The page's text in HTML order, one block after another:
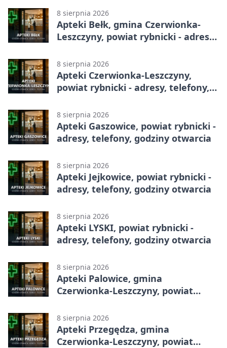
8 sierpnia 2026
Apteki Bełk, gmina Czerwionka-
Leszczyny, powiat rybnicki - adresy,
8 sierpnia 2026
Apteki Czerwionka-Leszczyny,
powiat rybnicki - adresy, telefony,
8 sierpnia 2026
Apteki Gaszowice, powiat rybnicki -
adresy, telefony, godziny otwarcia
8 sierpnia 2026
Apteki Jejkowice, powiat rybnicki -
adresy, telefony, godziny otwarcia
8 sierpnia 2026
Apteki LYSKI, powiat rybnicki -
adresy, telefony, godziny otwarcia
8 sierpnia 2026
Apteki Palowice, gmina
Czerwionka-Leszczyny, powiat
otwarcia
8 sierpnia 2026
Apteki Przegędza, gmina
Czerwionka-Leszczyny, powiat